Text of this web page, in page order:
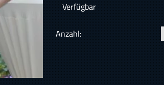
Verfügbar
Anzahl: